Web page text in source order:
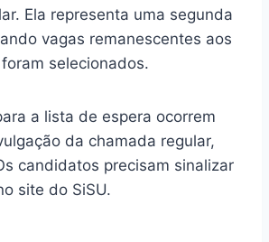
Ela representa uma segunda
vagas remanescentes aos
selecionados.
a lista de espera ocorrem
da chamada regular,
candidatos precisam sinalizar
site do SiSU.